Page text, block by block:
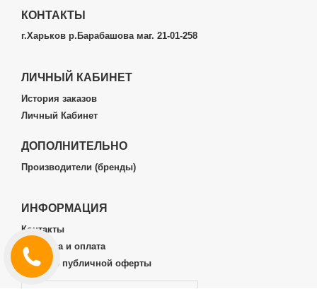
КОНТАКТЫ
г.Харьков р.Барабашова маг. 21-01-258
ЛИЧНЫЙ КАБИНЕТ
История заказов
Личный Кабинет
ДОПОЛНИТЕЛЬНО
Производители (бренды)
ИНФОРМАЦИЯ
Контакты
Доставка и оплата
Договор публичной оферты